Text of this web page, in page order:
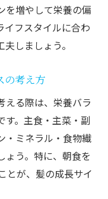
を増やして栄養の偏
イフスタイルに合わ
しましょう。
の考え方
える際は、栄養バラ
す。主食・主菜・副
・ミネラル・食物繊
ょう。特に、朝食を
とが、髪の成長サイ